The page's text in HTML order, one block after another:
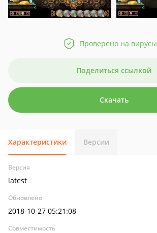
Проверено на вирусы
Поделиться ссылкой
Скачать
Характеристики Версии
Версия
latest
Обновлено
2018-10-27 05:21:08
Совместимость